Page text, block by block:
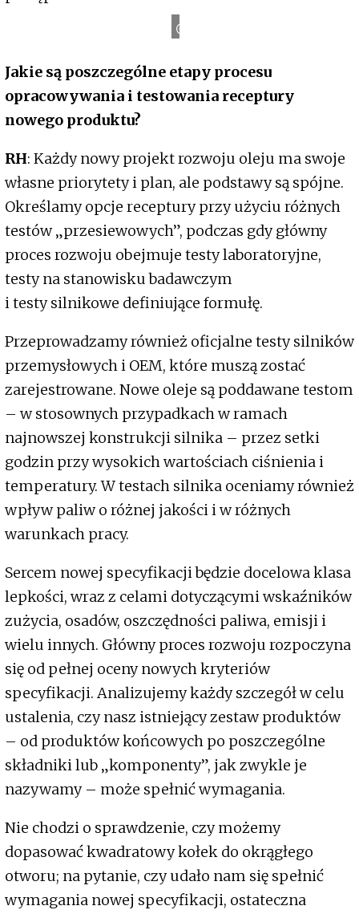
Jakie są poszczególne etapy procesu
opracowywania i testowania receptury
nowego produktu?
RH: Każdy nowy projekt rozwoju oleju ma swoje
własne priorytety i plan, ale podstawy są spójne.
Określamy opcje receptury przy użyciu różnych
testów „przesiewowych”, podczas gdy główny
proces rozwoju obejmuje testy laboratoryjne,
testy na stanowisku badawczym
i testy silnikowe definiujące formułę.
Przeprowadzamy również oficjalne testy silników
przemysłowych i OEM, które muszą zostać
zarejestrowane. Nowe oleje są poddawane testom
– w stosownych przypadkach w ramach
najnowszej konstrukcji silnika – przez setki
godzin przy wysokich wartościach ciśnienia i
temperatury. W testach silnika oceniamy również
wpływ paliw o różnej jakości i w różnych
warunkach pracy.
Sercem nowej specyfikacji będzie docelowa klasa
lepkości, wraz z celami dotyczącymi wskaźników
zużycia, osadów, oszczędności paliwa, emisji i
wielu innych. Główny proces rozwoju rozpoczyna
się od pełnej oceny nowych kryteriów
specyfikacji. Analizujemy każdy szczegół w celu
ustalenia, czy nasz istniejący zestaw produktów
– od produktów końcowych po poszczególne
składniki lub „komponenty”, jak zwykle je
nazywamy – może spełnić wymagania.
Nie chodzi o sprawdzenie, czy możemy
dopasować kwadratowy kołek do okrągłego
otworu; na pytanie, czy udało nam się spełnić
wymagania nowej specyfikacji, ostateczna